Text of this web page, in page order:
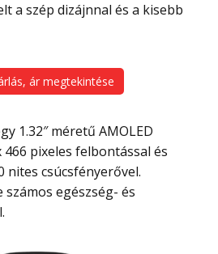
a szép dizájnnal és a kisebb
ár megtekintése
pixeles felbontással és
nites csúcsfényerővel.
egészség- és